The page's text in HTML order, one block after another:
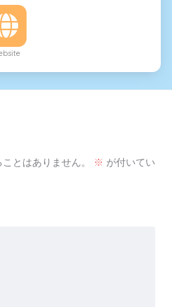
とはありません。 ※ が付いてい